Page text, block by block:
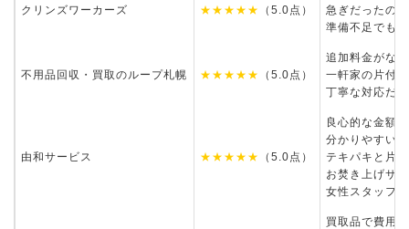
クリンズワーカーズ ★★★★★ （5.0点）
急ぎだったの
準備不足でも
不用品回収・買取のループ札幌 ★★★★★ （5.0点）
追加料金がな
一軒家の片付
丁寧な対応だ
由和サービス ★★★★★ （5.0点）
良心的な金額
分かりやすい
テキパキと片
お焚き上げサ
女性スタッフ
買取品で費用